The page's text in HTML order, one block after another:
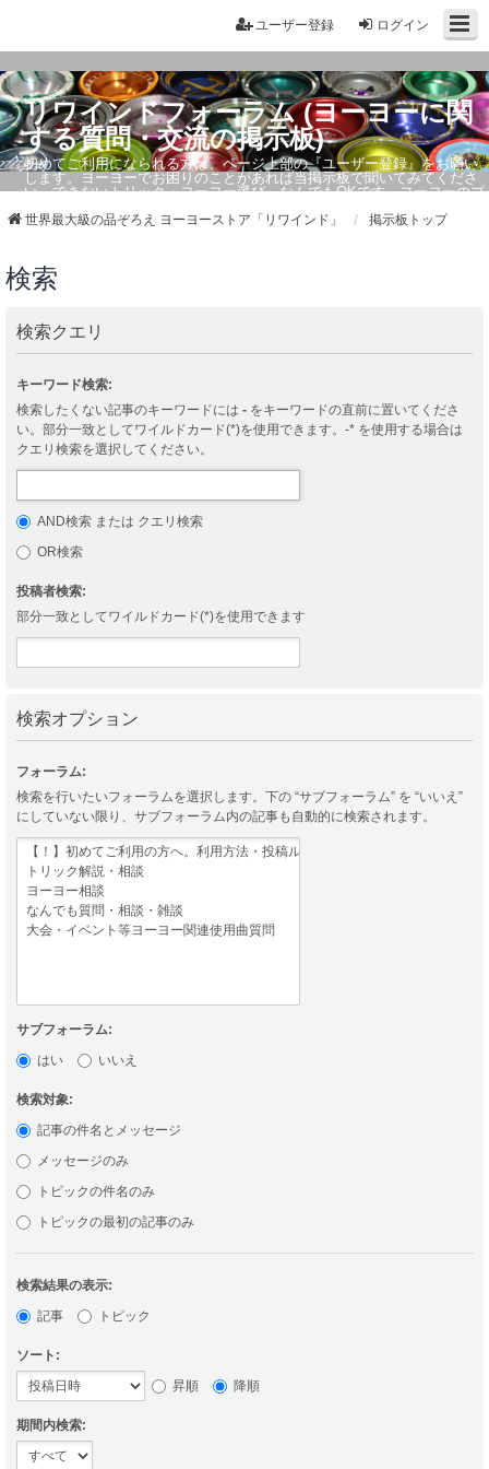
ログイン
ユーザー登録
リワインドフォーラム (ヨーヨーに関
する質問・交流の掲示板)
初めてご利用になられる方は、ページ上部の『ユーザー登録』をお願い
します。ヨーヨーでお困りのことがあれば当掲示板で聞いてみてくださ
い。できないトリック・ヨーヨー選び、なんでもOKです。ヨーヨーのプ
世界最大級の品ぞろえ ヨーヨーストア「リワインド」 掲示板トップ
検索
検索クエリ
キーワード検索:
検索したくない記事のキーワードには - をキーワードの直前に置いてくださ
い。部分一致としてワイルドカード(*)を使用できます。-* を使用する場合は
クエリ検索を選択してください。
AND検索 または クエリ検索
OR検索
投稿者検索:
部分一致としてワイルドカード(*)を使用できます
検索オプション
フォーラム:
検索を行いたいフォーラムを選択します。下の “サブフォーラム” を “いいえ”
にしていない限り、サブフォーラム内の記事も自動的に検索されます。
サブフォーラム:
はい
いいえ
検索対象:
記事の件名とメッセージ
メッセージのみ
トピックの件名のみ
トピックの最初の記事のみ
検索結果の表示:
記事
トピック
ソート:
昇順
降順
期間内検索: